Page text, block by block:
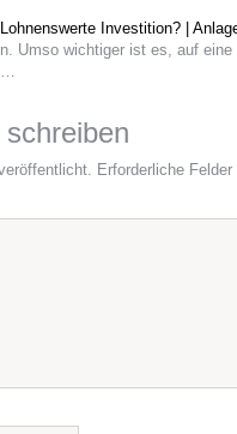
Investition? |
Umso wichtiger ist es, auf
Erforderliche